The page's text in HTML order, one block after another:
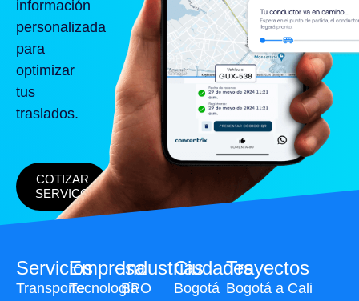
información
personalizada
para
optimizar
tus
traslados.
COTIZAR
SERVICO
Servicios
Transporte
Industrias
BPO
Ciudades
Bogotá
Trayectos
Bogotá a Cali
Empresa
Tecnología